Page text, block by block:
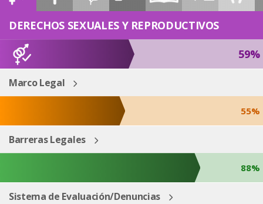
ESP ENG
DERECHOS SEXUALES Y REPRODUCTIVOS
59%
Marco Legal
55%
Barreras Legales
88%
Sistema de Evaluación/Denuncias